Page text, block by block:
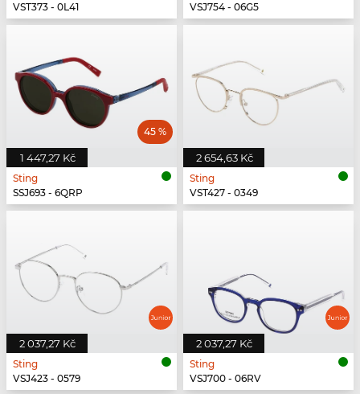
VST373 - 0L41
VSJ754 - 06G5
1 447,27 Kč
45 %
Sting
SSJ693 - 6QRP
2 654,63 Kč
Sting
VST427 - 0349
2 037,27 Kč
Sting
VSJ423 - 0579
2 037,27 Kč
Sting
VSJ700 - 06RV